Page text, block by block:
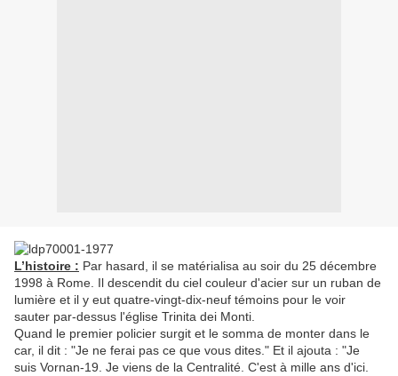
L’histoire : Par hasard, il se matérialisa au soir du 25 décembre
1998 à Rome. Il descendit du ciel couleur d'acier sur un ruban de
lumière et il y eut quatre-vingt-dix-neuf témoins pour le voir
sauter par-dessus l'église Trinita dei Monti.
Quand le premier policier surgit et le somma de monter dans le
car, il dit : "Je ne ferai pas ce que vous dites." Et il ajouta : "Je
suis Vornan-19. Je viens de la Centralité. C'est à mille ans d'ici.